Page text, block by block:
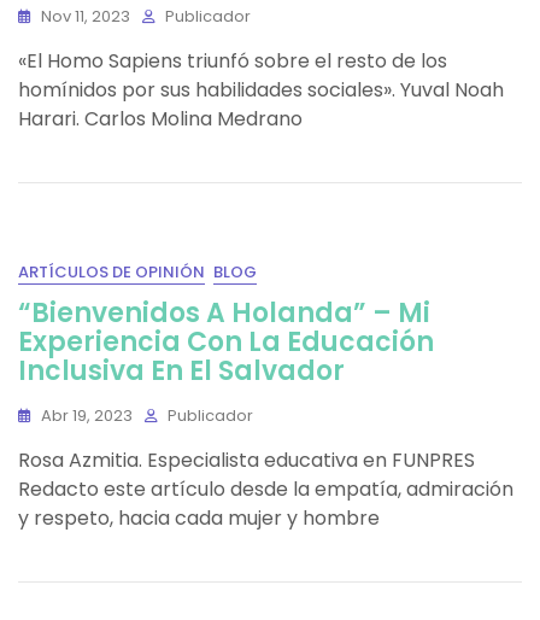
Nov 11, 2023 Publicador
«El Homo Sapiens triunfó sobre el resto de los
homínidos por sus habilidades sociales». Yuval Noah
Harari. Carlos Molina Medrano
ARTÍCULOS DE OPINIÓN BLOG
“Bienvenidos A Holanda” – Mi
Experiencia Con La Educación
Inclusiva En El Salvador
Abr 19, 2023 Publicador
Rosa Azmitia. Especialista educativa en FUNPRES
Redacto este artículo desde la empatía, admiración
y respeto, hacia cada mujer y hombre